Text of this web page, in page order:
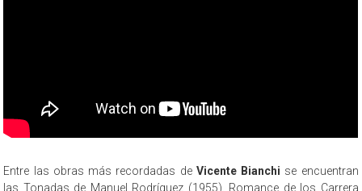
Entre las obras más recordadas de Vicente Bianchi se encuentran
las Tonadas de Manuel Rodríguez (1955), Romance de los Carrera